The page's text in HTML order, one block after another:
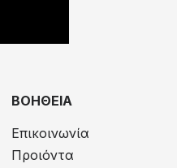
ΒΟΗΘΕΙΑ
Επικοινωνία
Προιόντα